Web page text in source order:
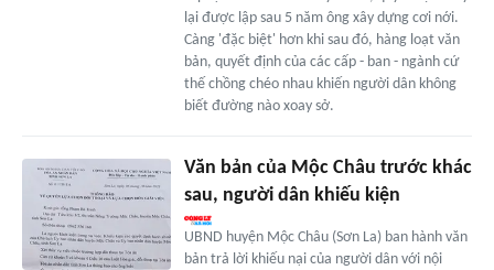
lại được lập sau 5 năm ông xây dựng cơi nới.
Càng 'đặc biệt' hơn khi sau đó, hàng loạt văn
bản, quyết định của các cấp - ban - ngành cứ
thế chồng chéo nhau khiến người dân không
biết đường nào xoay sở.
Văn bản của Mộc Châu trước khác
sau, người dân khiếu kiện
UBND huyện Mộc Châu (Sơn La) ban hành văn
bản trả lời khiếu nại của người dân với nội